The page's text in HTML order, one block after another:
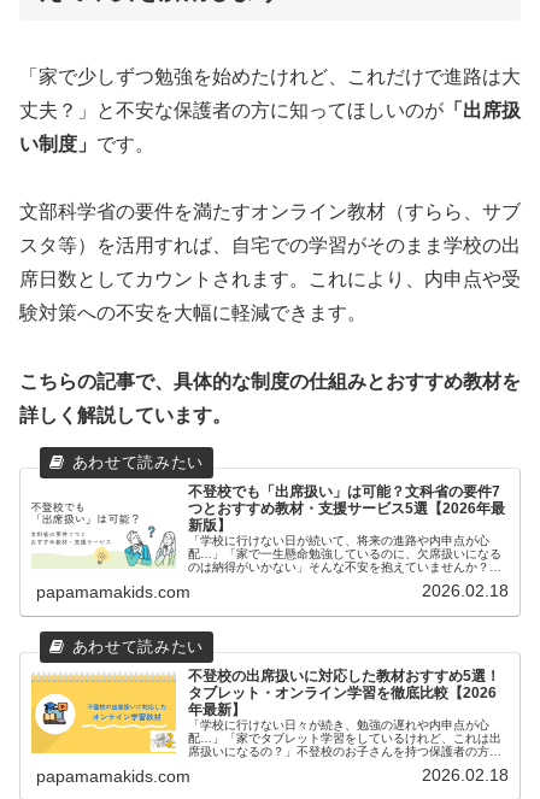
「家で少しずつ勉強を始めたけれど、これだけで進路は大
丈夫？」と不安な保護者の方に知ってほしいのが 「出席扱
い制度」 です。
文部科学省の要件を満たすオンライン教材（すらら、サブ
スタ等）を活用すれば、自宅での学習がそのまま学校の出
席日数としてカウントされます。これにより、内申点や受
験対策への不安を大幅に軽減できます。
こちらの記事で、具体的な制度の仕組みとおすすめ教材を
詳しく解説しています。
不登校でも「出席扱い」は可能？文科省の要件7
つとおすすめ教材・支援サービス5選【2026年最
新版】
「学校に行けない日が続いて、将来の進路や内申点が心
配…」「家で一生懸命勉強しているのに、欠席扱いになる
のは納得がいかない」そんな不安を抱えていませんか？実
学習を「出席扱い」として認めてもら...
papamamakids.com 2026.02.18
不登校の出席扱いに対応した教材おすすめ5選！
タブレット・オンライン学習を徹底比較【2026
年最新】
「学校に行けない日々が続き、勉強の遅れや内申点が心
配…」「家でタブレット学習をしているけれど、これは出
席扱いになるの？」不登校のお子さんを持つ保護者の方に
ね。実は、文部科学省の要件を満たす「...
papamamakids.com 2026.02.18